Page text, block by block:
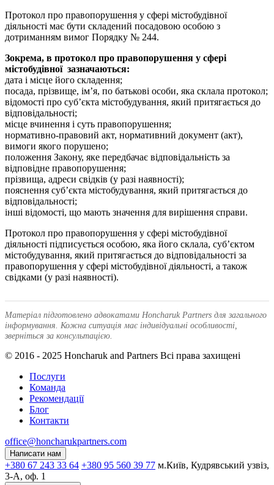
Протокол про правопорушення у сфері містобудівної
діяльності має бути складений посадовою особою з
дотриманням вимог Порядку № 244.
Зокрема, в протокол про правопорушення у сфері
містобудівної зазначаються:
дата і місце його складення;
посада, прізвище, ім’я, по батькові особи, яка склала протокол;
відомості про суб’єкта містобудування, який притягається до
відповідальності;
місце вчинення і суть правопорушення;
нормативно-правовий акт, нормативний документ (акт),
вимоги якого порушено;
положення Закону, яке передбачає відповідальність за
відповідне правопорушення;
прізвища, адреси свідків (у разі наявності);
пояснення суб’єкта містобудування, який притягається до
відповідальності;
інші відомості, що мають значення для вирішення справи.
Протокол про правопорушення у сфері містобудівної
діяльності підписується особою, яка його склала, суб’єктом
містобудування, який притягається до відповідальності за
правопорушення у сфері містобудівної діяльності, а також
свідками (у разі наявності).
Матеріал підготовлено адвокатами Honcharuk Partners для загального
інформування. Кожна ситуація має індивідуальні особливості,
зверніться за консультацією.
© 2016 - 2025 Honcharuk and Partners Всі права захищені
Послуги
Команда
Рекомендації
Блог
Контакти
office@honcharukpartners.com
Написати нам
+380 67 243 33 64 +380 95 560 39 77 м.Київ, Кудрявський узвіз,
3-А, оф. 1